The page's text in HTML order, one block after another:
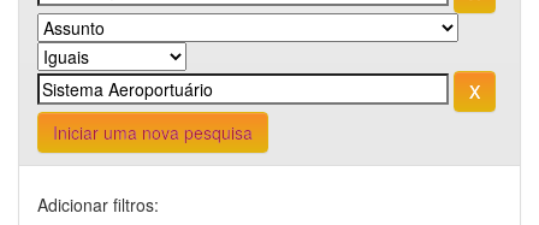
Iniciar uma nova pesquisa
Adicionar filtros: